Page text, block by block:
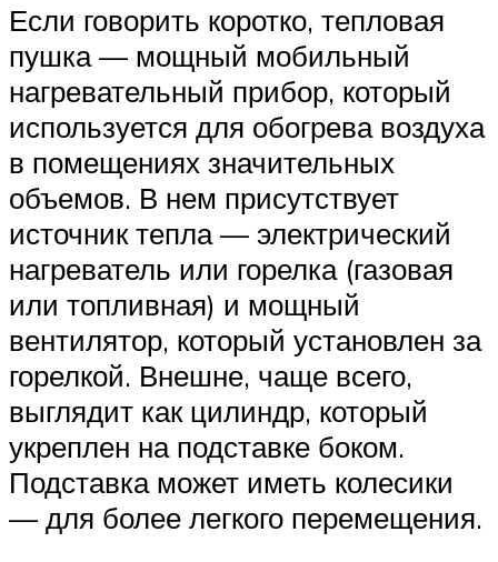
Если говорить коротко, тепловая
пушка — мощный мобильный
нагревательный прибор, который
используется для обогрева воздуха
в помещениях значительных
объемов. В нем присутствует
источник тепла — электрический
нагреватель или горелка (газовая
или топливная) и мощный
вентилятор, который установлен за
горелкой. Внешне, чаще всего,
выглядит как цилиндр, который
укреплен на подставке боком.
Подставка может иметь колесики
— для более легкого перемещения.